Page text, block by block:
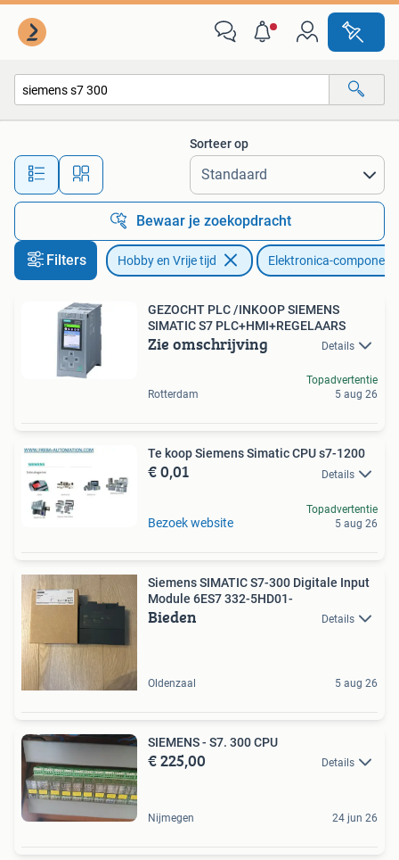
Alle afstanden…
Sorteer op
Bewaar je zoekopdracht
Filters Hobby en Vrije tijd Elektronica-
GEZOCHT PLC /INKOOP SIEMENS
SIMATIC S7 PLC+HMI+REGELAARS
Zie omschrijving Details
Rotterdam
Topadvertentie
5 aug 26
Te koop Siemens Simatic CPU s7-1200
€ 0,01 Details
Bezoek website
Topadvertentie
5 aug 26
Siemens SIMATIC S7-300 Digitale Input
Module 6ES7 332-5HD01-
Bieden Details
Oldenzaal 5 aug 26
SIEMENS - S7. 300 CPU
€ 225,00 Details
Nijmegen 24 jun 26